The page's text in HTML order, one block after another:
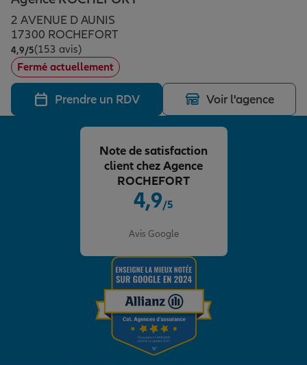
Assurance emprunteur
Prévoyance et dépendance
Assurance animal de compagnie
Protection de la famille
Protection juridique
Épargne & retraite
Plan épargne retraite
Assurance vie
Placements financiers
Investissements immobiliers
Transmission
Vos projets
Partir en vacances
Départ à la retraite
Préparer l’avenir
Conseil assurance
Assurance habitation
Le Pack Famille
Garantie des accidents de la vie
Allianz en France
2 AVENUE D AUNIS
17300 ROCHEFORT
4,9/5Note de 4.9 sur 5
(153 avis)
Fermé actuellement
Prendre un RDV Voir l'agence
4,9/5
Avis Google
Note de satisfaction
client chez Agence
ROCHEFORT